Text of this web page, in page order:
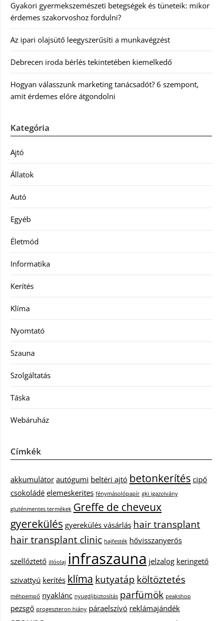
Gyakori gyermekszemészeti betegségek és tüneteik: mikor
érdemes szakorvoshoz fordulni?
Az ipari olajsütő leegyszerűsíti a munkavégzést
Debrecen iroda bérlés tekintetében kiemelkedő
Hogyan válasszunk marketing tanácsadót? 6 szempont,
amit érdemes előre átgondolni
Kategória
Ajtó
Állatok
Autó
Egyéb
Életmód
Informatika
Kerítés
Klíma
Nyomtató
Szauna
Szolgáltatás
Táska
Webáruház
Címkék
akkumulátor autógumi beltéri ajtó betonkerítés cipő
csokoládé elemeskerites fénymásolópapír gki igazolvány
gluténmentes termékek Greffe de cheveux
gyerekülés gyerekülés vásárlás hair transplant
hair transplant clinic hajfesték hővisszanyerős
szellőztető illóolaj infraszauna jelzalog keringető
szivattyú kerítés klíma kutyatáp költöztetés
méhpempő nyaklánc nyugdíjbiztosítás parfümök peakshop
pezsgő progeszteron hiány páraelszívó reklámajándék